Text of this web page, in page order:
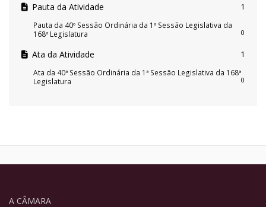
Pauta da Atividade 1
Pauta da 40º Sessão Ordinária da 1ª Sessão Legislativa da
168ª Legislatura
0
Ata da Atividade 1
Ata da 40ª Sessão Ordinária da 1ª Sessão Legislativa da 168ª
Legislatura
0
A CÂMARA